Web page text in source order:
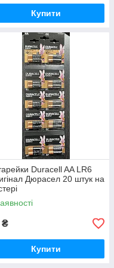
Купити
Duracell AA LR6
Дюрасел 20 штук на
₴
Купити